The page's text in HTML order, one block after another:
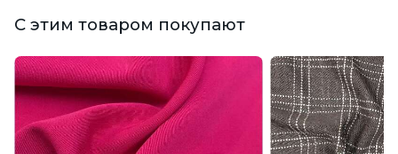
С этим товаром покупают